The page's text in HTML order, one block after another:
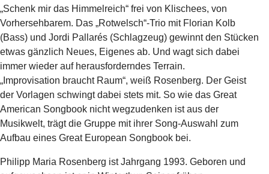
„Schenk mir das Himmelreich“ frei von Klischees, von
Vorhersehbarem. Das „Rotwelsch“-Trio mit Florian Kolb
(Bass) und Jordi Pallarés (Schlagzeug) gewinnt den Stücken
etwas gänzlich Neues, Eigenes ab. Und wagt sich dabei
immer wieder auf herausforderndes Terrain.
„Improvisation braucht Raum“, weiß Rosenberg. Der Geist
der Vorlagen schwingt dabei stets mit. So wie das Great
American Songbook nicht wegzudenken ist aus der
Musikwelt, trägt die Gruppe mit ihrer Song-Auswahl zum
Aufbau eines Great European Songbook bei.
Philipp Maria Rosenberg ist Jahrgang 1993. Geboren und